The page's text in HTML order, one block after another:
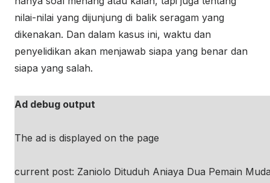
nilai-nilai yang dijunjung di balik seragam yang
dikenakan. Dan dalam kasus ini, waktu dan
penyelidikan akan menjawab siapa yang benar dan
siapa yang salah.
Ad debug output
The ad is displayed on the page
current post: Zaniolo Dituduh Aniaya Dua Pemain